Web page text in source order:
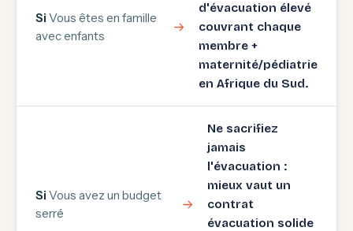
Si Vous êtes en famille
avec enfants
d'évacuation élevé
couvrant chaque
membre +
maternité/pédiatrie
en Afrique du Sud.
Si Vous avez un budget
serré
Ne sacrifiez
jamais
l'évacuation :
mieux vaut un
contrat
évacuation solide